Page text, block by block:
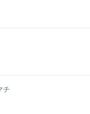
チ